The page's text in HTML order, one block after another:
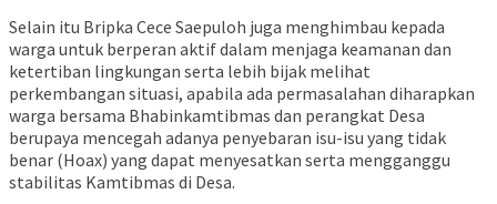
Selain itu Bripka Cece Saepuloh juga menghimbau kepada
warga untuk berperan aktif dalam menjaga keamanan dan
ketertiban lingkungan serta lebih bijak melihat
perkembangan situasi, apabila ada permasalahan diharapkan
warga bersama Bhabinkamtibmas dan perangkat Desa
berupaya mencegah adanya penyebaran isu-isu yang tidak
benar (Hoax) yang dapat menyesatkan serta mengganggu
stabilitas Kamtibmas di Desa.